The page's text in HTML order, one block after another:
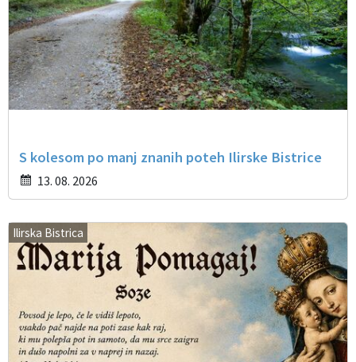
S kolesom po manj znanih poteh Ilirske Bistrice
13. 08. 2026
Ilirska Bistrica